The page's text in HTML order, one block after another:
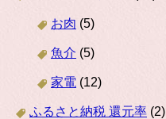
お肉 (5)
魚介 (5)
家電 (12)
ふるさと納税 還元率 (2)